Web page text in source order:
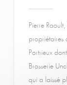
Pierre
propriétaires
Portrieux
Brasserie
qui a laissé